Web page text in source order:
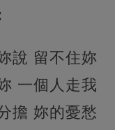
說 留不住妳
一個人走我
擔 妳的憂愁